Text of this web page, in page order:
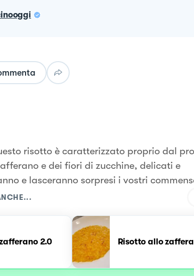
risotto è caratterizzato proprio dal
e dei fiori di zucchine, delicati e
e lasceranno sorpresi i vostri
2.0 Risotto allo